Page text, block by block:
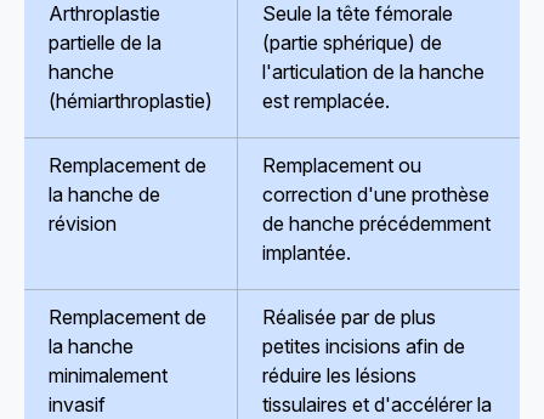
Arthroplastie
partielle de la
hanche
(hémiarthroplastie)
Seule la tête fémorale
(partie sphérique) de
l'articulation de la hanche
est remplacée.
Remplacement de
la hanche de
révision
Remplacement ou
correction d'une prothèse
de hanche précédemment
implantée.
Remplacement de
la hanche
minimalement
invasif
Réalisée par de plus
petites incisions afin de
réduire les lésions
tissulaires et d'accélérer la